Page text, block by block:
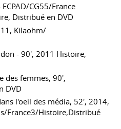
CG55/France
Distribué en DVD
Kilaohm/
- 90', 2011 Histoire,
des femmes, 90',
DVD
l'oeil des média, 52', 2014,
France3/Histoire,Distribué